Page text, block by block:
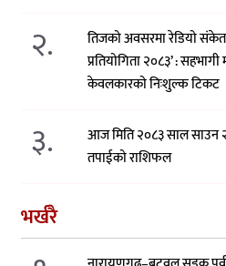
२.
तिजको अवसरमा रेडियो
प्रतियोगिता २०८३’ :
केवलकारको निःशुल्क टिकट
३.
आज मिति २०८३ साल साउन
तपाईको राशिफल
भर्खरै